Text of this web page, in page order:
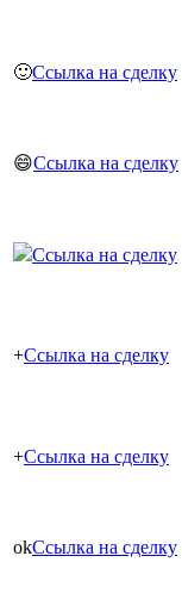
🙂Ссылка на сделку
😄Ссылка на сделку
Ссылка на сделку
+Ссылка на сделку
+Ссылка на сделку
okСсылка на сделку